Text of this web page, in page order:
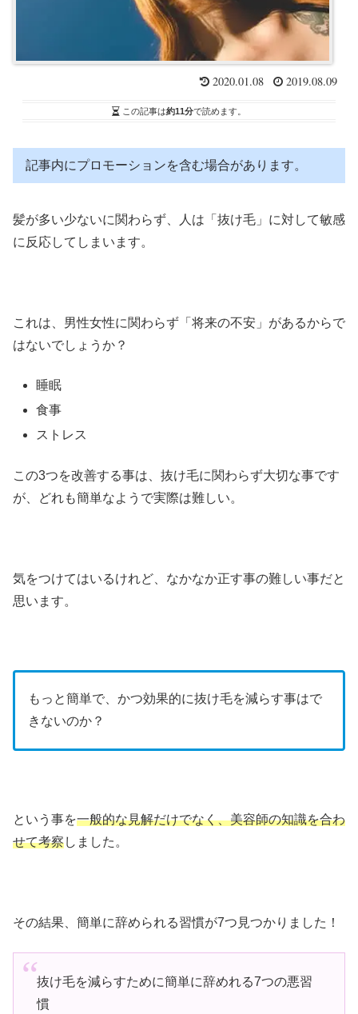
2020.01.08 2019.08.09
この記事は約11分で読めます。
記事内にプロモーションを含む場合があります。
髪が多い少ないに関わらず、人は「抜け毛」に対して敏感
に反応してしまいます。
これは、男性女性に関わらず「将来の不安」があるからで
はないでしょうか？
睡眠
食事
ストレス
この3つを改善する事は、抜け毛に関わらず大切な事です
が、どれも簡単なようで実際は難しい。
気をつけてはいるけれど、なかなか正す事の難しい事だと
思います。
もっと簡単で、かつ効果的に抜け毛を減らす事はで
きないのか？
という事を一般的な見解だけでなく、美容師の知識を合わ
せて考察しました。
その結果、簡単に辞められる習慣が7つ見つかりました！
抜け毛を減らすために簡単に辞めれる7つの悪習
慣